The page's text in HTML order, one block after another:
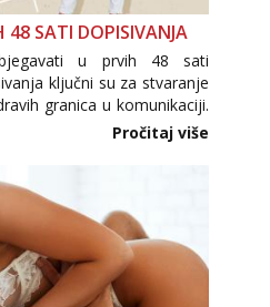
48 SATI DOPISIVANJA
u prvih 48 sati
ključni su za stvaranje
granica u komunikaciji.
osobnih ili intimnih
još nije zaslužila to
Pročitaj više